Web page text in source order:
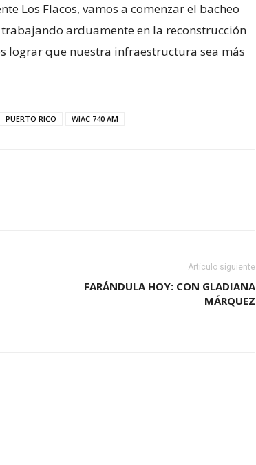
Los Flacos, vamos a comenzar el bacheo
arduamente en la reconstrucción
lograr que nuestra infraestructura sea más
PUERTO RICO WIAC 740 AM
Artículo siguiente
FARÁNDULA HOY: CON GLADIANA
MÁRQUEZ